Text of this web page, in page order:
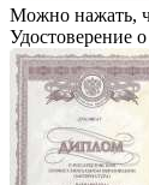
Можно нажать,
Удостоверение